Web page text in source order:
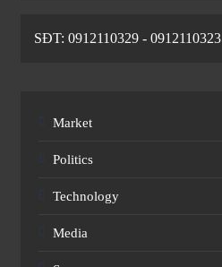
SĐT: 0912110329 - 0912110323
Market
Politics
Technology
Media